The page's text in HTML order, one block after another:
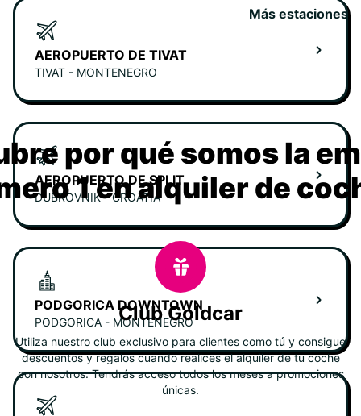
AEROPUERTO DE TIVAT
TIVAT - MONTENEGRO
AEROPUERTO DE SPLIT
DUBROVNIK - CROATIA
PODGORICA DOWNTOWN
PODGORICA - MONTENEGRO
Más estaciones
por qué somos la
1 en alquiler de
Club Goldcar
Utiliza nuestro club exclusivo para clientes como tú y consigue
descuentos y regalos cuando realices el alquiler de tu coche
con nosotros. Tendrás acceso todos los meses a promociones
únicas.